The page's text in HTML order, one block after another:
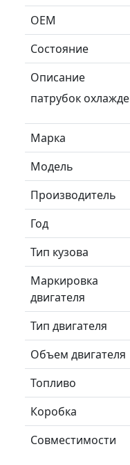
ОЕМ
Состояние
Описание
патрубок
Марка
Модель
Производитель
Год
Тип кузова
Маркировка
двигателя
Тип двигателя
Объем двигателя
Топливо
Коробка
Совместимости